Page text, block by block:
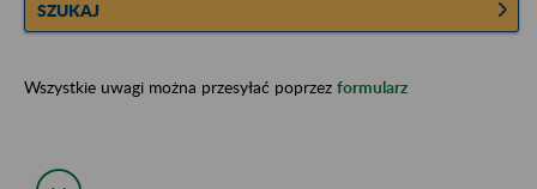
SZUKAJ
Wszystkie uwagi można przesyłać poprzez formularz